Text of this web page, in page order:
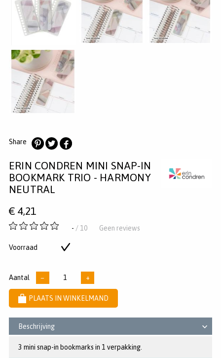
HELP
KLANTENSERVICE
Share
op
Pinterest
op
Twitter
op
Facebook
ERIN CONDREN MINI SNAP-IN
BOOKMARK TRIO - HARMONY
NEUTRAL
€ 4,21
-
5
- / 10 Geen reviews
Voorraad
Aantal − +
PLAATS IN WINKELMAND
Beschrijving
3 mini snap-in bookmarks in 1 verpakking.